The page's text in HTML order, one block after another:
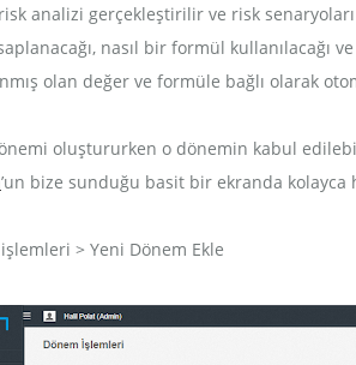
analizi gerçekleştirilir ve risk
nasıl bir formül kullanılacağı
olan değer ve formüle bağlı olarak
oluştururken o dönemin kabul
’un bize sunduğu basit bir ekranda kolayca
> Yeni Dönem Ekle